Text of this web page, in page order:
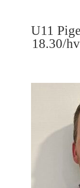
U11
18.30/